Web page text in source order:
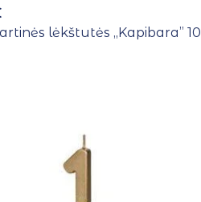
lėkštutės ,,Kapibara” 10